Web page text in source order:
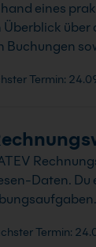
eines
über
Buchungen
Termin:
Daten.
Termin: